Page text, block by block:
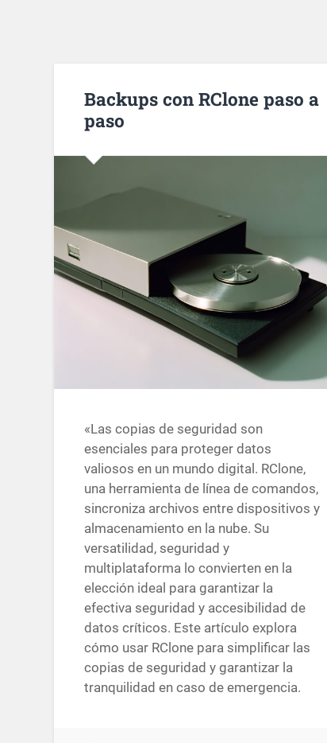
Backups con RClone paso a
paso
«Las copias de seguridad son
esenciales para proteger datos
valiosos en un mundo digital. RClone,
una herramienta de línea de comandos,
sincroniza archivos entre dispositivos y
almacenamiento en la nube. Su
versatilidad, seguridad y
multiplataforma lo convierten en la
elección ideal para garantizar la
efectiva seguridad y accesibilidad de
datos críticos. Este artículo explora
cómo usar RClone para simplificar las
copias de seguridad y garantizar la
tranquilidad en caso de emergencia.